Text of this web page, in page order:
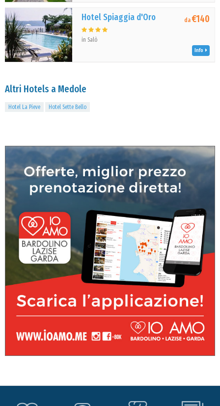
Hotel Spiaggia d'Oro
in Salò
da€140
Info
Altri Hotels a Medole
Hotel La Pieve Hotel Sette Bello